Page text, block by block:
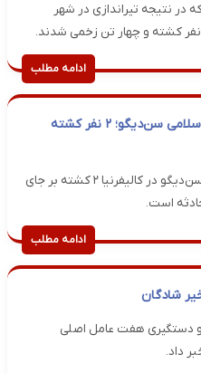
در نتیجه تیراندازی در شهر
نفر کشته و چهار تن زخمی شدند.
ادامه مطلب
ویدئو / تیراندازی مرگبار در مرکز اسلامی سن‌دیگو؛ ۲ نفر کشته
حمله مسلحانه به مرکز اسلامی شهر سن‌دیگو در کالیفرنیا ۲ کشته بر جای
است.
ادامه مطلب
و دستگیری هفت عامل اصلی
داد.